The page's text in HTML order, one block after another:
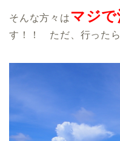
そんな方々はマジ
す！！ ただ、行ったら